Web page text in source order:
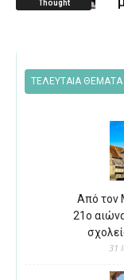
Thought
ΤΕΛΕΥΤΑΙΑ ΘΕΜΑΤΑ
Από τον
21ο
31